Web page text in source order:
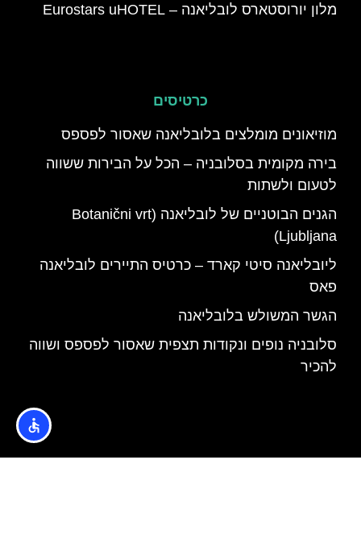
מלון יורוסטארס לובליאנה – Eurostars uHOTEL
כרטיסים
מוזיאונים מומלצים בלובליאנה שאסור לפספס
בירה מקומית בסלובניה – הכל על הבירות ששווה
לטעום ולשתות
הגנים הבוטניים של לובליאנה (Botanični vrt
Ljubljana)
ליובליאנה סיטי קארד – כרטיס התיירים לובליאנה
פאס
הגשר המשולש בלובליאנה
סלובניה נופים ונקודות תצפית שאסור לפספס ושווה
להכיר